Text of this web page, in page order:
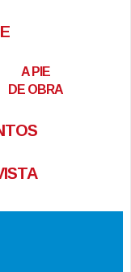
A PIE
DE OBRA